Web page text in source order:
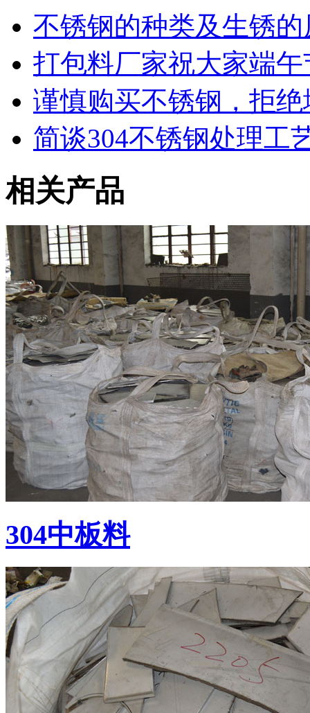
不锈钢的种类及生锈的
打包料厂家祝大家端
谨慎购买不锈钢，拒
简谈304不锈钢处理工
相关产品
304中板料